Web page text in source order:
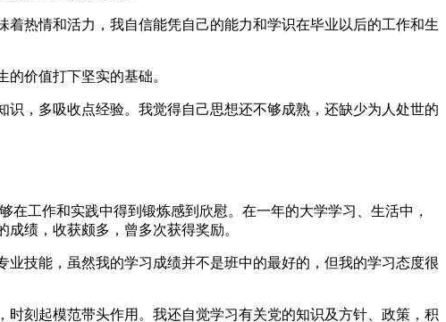
热情和活力，我自信能凭自己的能力和学识在毕业以后的工作和生
价值打下坚实的基础。
，多吸收点经验。我觉得自己思想还不够成熟，还缺少为人处世的
工作和实践中得到锻炼感到欣慰。在一年的大学学习、生活中，
绩，收获颇多，曾多次获得奖励。
技能，虽然我的学习成绩并不是班中的最好的，但我的学习态度很
刻起模范带头作用。我还自觉学习有关党的知识及方针、政策，积